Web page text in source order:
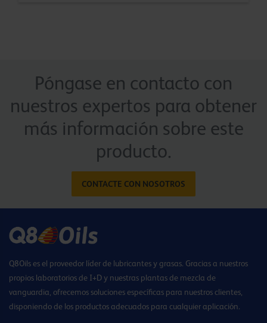
Póngase en contacto con
nuestros expertos para obtener
más información sobre este
producto.
CONTACTE CON NOSOTROS
Q8Oils es el proveedor líder de lubricantes y grasas. Gracias a nuestros
propios laboratorios de I+D y nuestras plantas de mezcla de
vanguardia, ofrecemos soluciones específicas para nuestros clientes,
disponiendo de los productos adecuados para cualquier aplicación.